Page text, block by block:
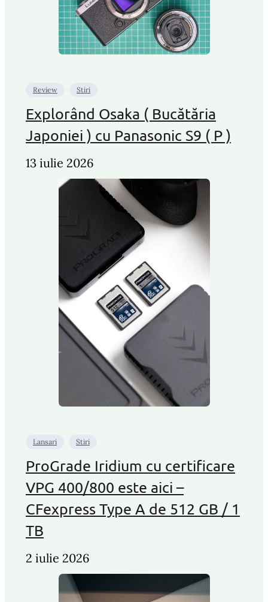
Review Stiri
Explorând Osaka ( Bucătăria
Japoniei ) cu Panasonic S9 ( P )
13 iulie 2026
Lansari Stiri
ProGrade Iridium cu certificare
VPG 400/800 este aici –
CFexpress Type A de 512 GB / 1
TB
2 iulie 2026